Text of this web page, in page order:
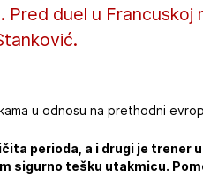
Pred duel u
u odnosu na prethodni
perioda, a i drugi je trener
sigurno tešku utakmicu.